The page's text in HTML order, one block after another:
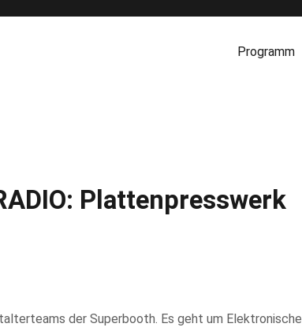
Programm
Plattenpresswerk
der Superbooth. Es geht um Elektronische